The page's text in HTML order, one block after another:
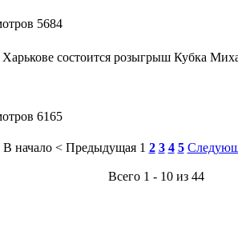
5684
Харькове состоится розыгрыш Кубка
6165
В начало < Предыдущая 1 2 3 4 5
Всего 1 - 10 из 44